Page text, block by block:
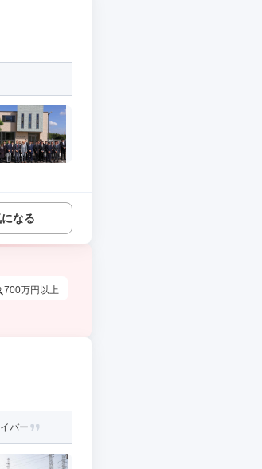
なる
700万円以上
バー